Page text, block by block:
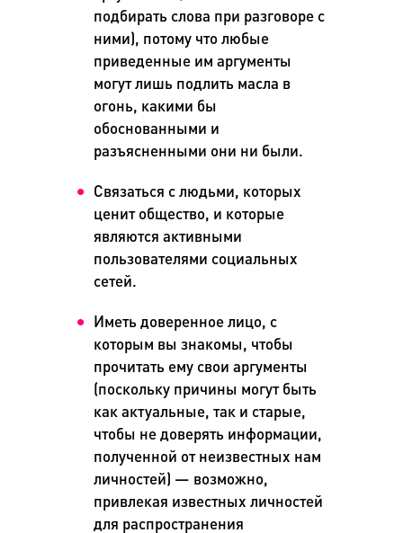
подбирать слова при разговоре с
ними), потому что любые
приведенные им аргументы
могут лишь подлить масла в
огонь, какими бы
обоснованными и
разъясненными они ни были.
Связаться с людьми, которых
ценит общество, и которые
являются активными
пользователями социальных
сетей.
Иметь доверенное лицо, с
которым вы знакомы, чтобы
прочитать ему свои аргументы
(поскольку причины могут быть
как актуальные, так и старые,
чтобы не доверять информации,
полученной от неизвестных нам
личностей) — возможно,
привлекая известных личностей
для распространения